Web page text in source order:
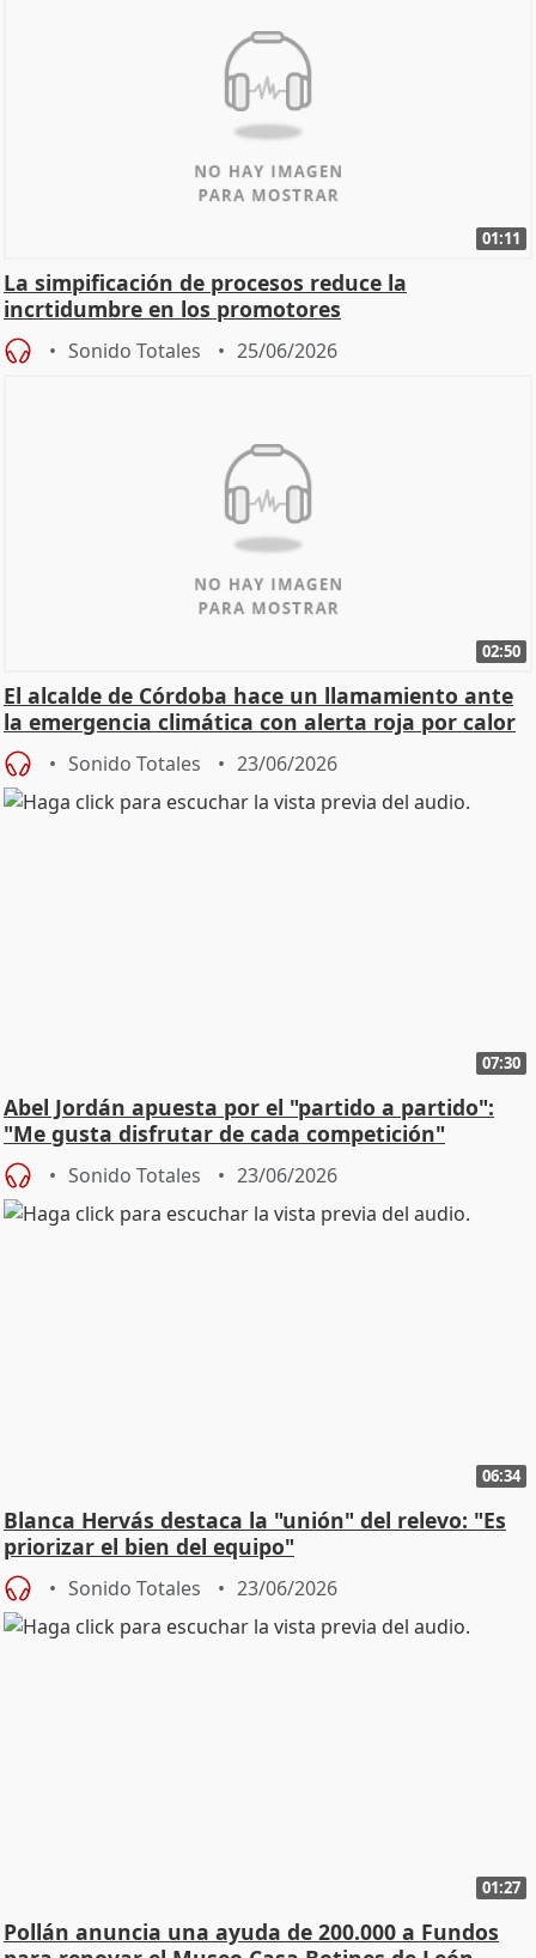
01:11
La simpificación de procesos reduce la
incrtidumbre en los promotores
Sonido Totales 25/06/2026
02:50
El alcalde de Córdoba hace un llamamiento ante
la emergencia climática con alerta roja por calor
Sonido Totales 23/06/2026
07:30
Abel Jordán apuesta por el "partido a partido":
"Me gusta disfrutar de cada competición"
Sonido Totales 23/06/2026
06:34
Blanca Hervás destaca la "unión" del relevo: "Es
priorizar el bien del equipo"
Sonido Totales 23/06/2026
01:27
Pollán anuncia una ayuda de 200.000 a Fundos